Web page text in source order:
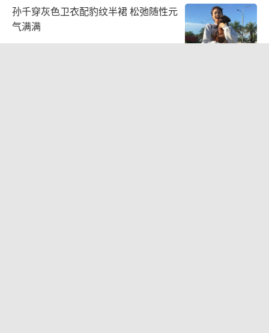
孙千穿灰色卫衣配豹纹半裙 松弛随性元
气满满
2026-08-05 11:40:23